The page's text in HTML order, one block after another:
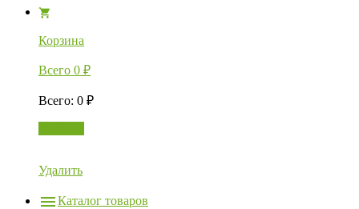
Корзина
Всего 0 ₽
Всего: 0 ₽
Удалить
Каталог товаров